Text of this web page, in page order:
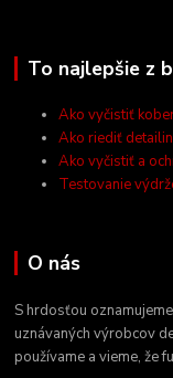
To najlepšie z
Ako vyčistiť
Ako riediť
Ako vyčistiť a
Testovanie
O nás
S hrdosťou
uznávaných výrobcov
používame a vieme, že